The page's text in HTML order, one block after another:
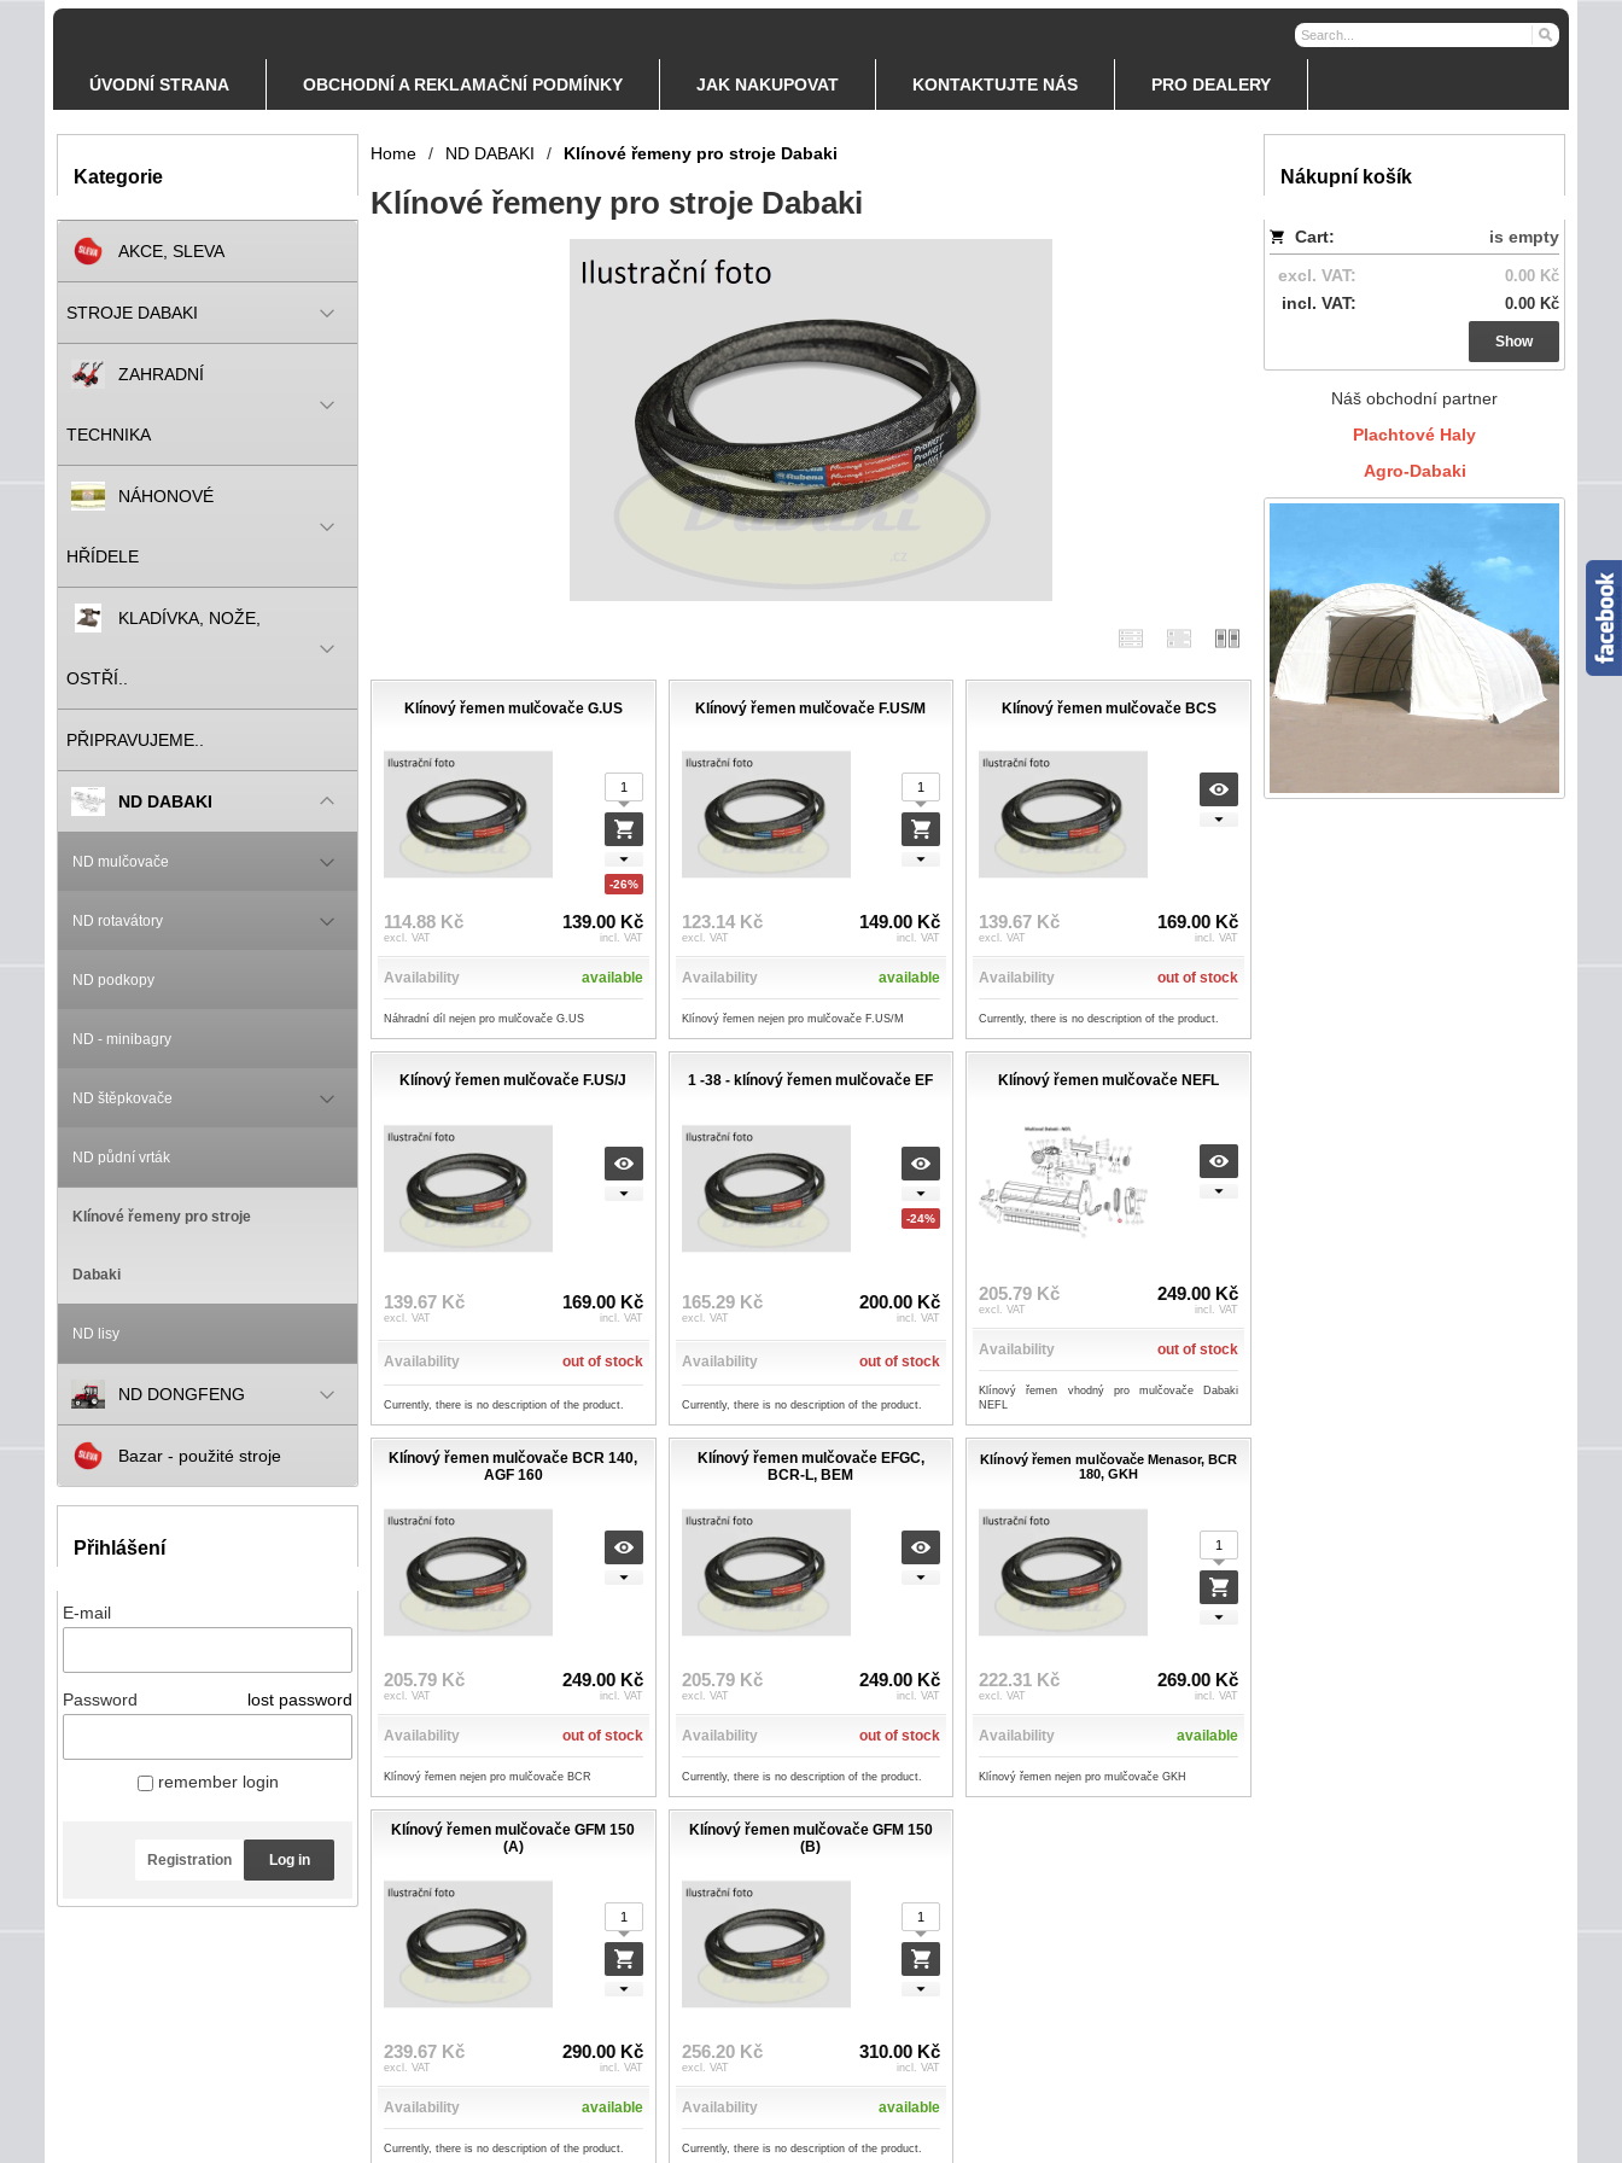
ÚVODNÍ STRANA OBCHODNÍ A REKLAMAČNÍ PODMÍNKY JAK NAKUPOVAT KONTAKTUJTE NÁS PRO DEALERY
Kategorie
AKCE, SLEVA
STROJE DABAKI
ZAHRADNÍ
TECHNIKA
NÁHONOVÉ
HŘÍDELE
KLADÍVKA, NOŽE,
OSTŘÍ..
PŘIPRAVUJEME..
ND DABAKI
ND mulčovače
ND rotavátory
ND podkopy
ND - minibagry
ND štěpkovače
ND půdní vrták
Klínové řemeny pro stroje
Dabaki
ND lisy
ND DONGFENG
Bazar - použité stroje
Přihlášení
E-mail
Password lost password
remember login
Registration Log in
Nákupní košík
Cart:
is empty
excl. VAT:
0.00 Kč
incl. VAT: 0.00 Kč
Show
Náš obchodní partner
Plachtové Haly
Agro-Dabaki
Home / ND DABAKI / Klínové řemeny pro stroje Dabaki
Klínové řemeny pro stroje Dabaki
Klínový řemen mulčovače G.US
-26%
114.88 Kč
excl. VAT
139.00 Kč
incl. VAT
Availability available
Náhradní díl nejen pro mulčovače G.US
Klínový řemen mulčovače F.US/M
123.14 Kč
excl. VAT
149.00 Kč
incl. VAT
Availability available
Klínový řemen nejen pro mulčovače F.US/M
Klínový řemen mulčovače BCS
139.67 Kč
excl. VAT
169.00 Kč
incl. VAT
Availability out of stock
Currently, there is no description of the product.
Klínový řemen mulčovače F.US/J
139.67 Kč
excl. VAT
169.00 Kč
incl. VAT
Availability out of stock
Currently, there is no description of the product.
1 -38 - klínový řemen mulčovače EF
-24%
165.29 Kč
excl. VAT
200.00 Kč
incl. VAT
Availability out of stock
Currently, there is no description of the product.
Klínový řemen mulčovače NEFL
205.79 Kč
excl. VAT
249.00 Kč
incl. VAT
Availability out of stock
Klínový řemen vhodný pro mulčovače Dabaki
NEFL
Klínový řemen mulčovače BCR 140,
AGF 160
205.79 Kč
excl. VAT
249.00 Kč
incl. VAT
Availability out of stock
Klínový řemen nejen pro mulčovače BCR
Klínový řemen mulčovače EFGC,
BCR-L, BEM
205.79 Kč
excl. VAT
249.00 Kč
incl. VAT
Availability out of stock
Currently, there is no description of the product.
Klínový řemen mulčovače Menasor, BCR
180, GKH
222.31 Kč
excl. VAT
269.00 Kč
incl. VAT
Availability available
Klínový řemen nejen pro mulčovače GKH
Klínový řemen mulčovače GFM 150
(A)
239.67 Kč
excl. VAT
290.00 Kč
incl. VAT
Availability available
Currently, there is no description of the product.
Klínový řemen mulčovače GFM 150
(B)
256.20 Kč
excl. VAT
310.00 Kč
incl. VAT
Availability available
Currently, there is no description of the product.